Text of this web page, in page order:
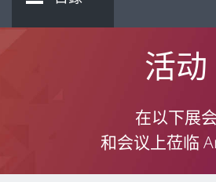
活动
在以下展会
和会议上莅临